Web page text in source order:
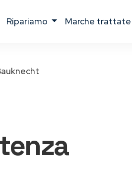
ripariamo marche trattate